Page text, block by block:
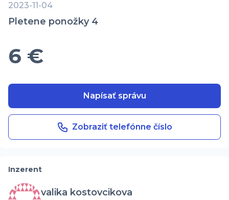
Inzerent
valika kostovcikova
2023-11-04
Pletene ponožky 4
6 €
Napísať správu
Zobraziť telefónne číslo